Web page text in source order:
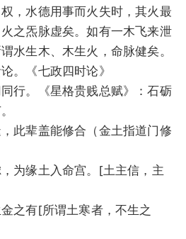
，水德用事而火失时，其火最
之炁脉虚矣。如有一木飞来泄
水生木、木生火，命脉健矣。
。《七政四时论》
行。《星格贵贱总赋》：石砺
此辈盖能修合（金土指道门修
为缘土入命宫。[土主信，主
之有[所谓土寒者，不生之